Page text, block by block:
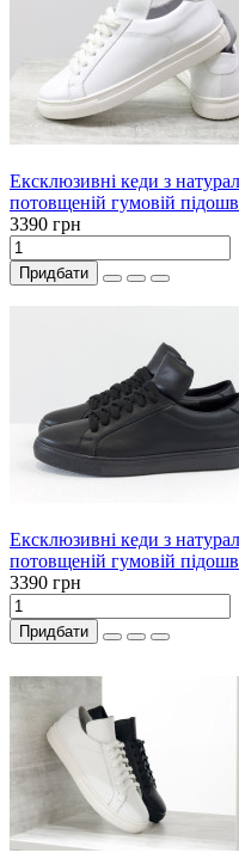
Ексклюзивні кеди з
потовщеній гумовій
3390 грн
Придбати
Ексклюзивні кеди з
потовщеній гумовій
3390 грн
Придбати